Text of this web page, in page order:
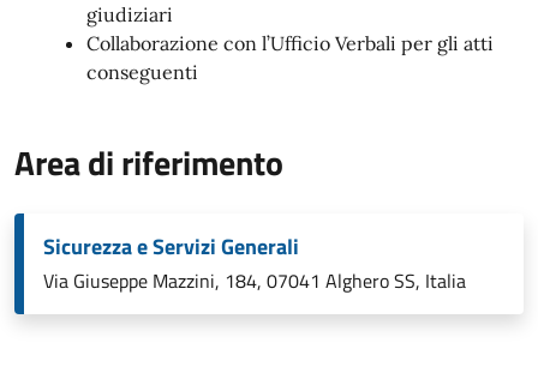
giudiziari
Collaborazione con l’Ufficio Verbali per gli atti
conseguenti
Area di riferimento
Sicurezza e Servizi Generali
Via Giuseppe Mazzini, 184, 07041 Alghero SS, Italia